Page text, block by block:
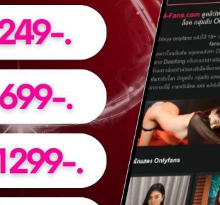
Mika No.235
video
0%
0views
watch